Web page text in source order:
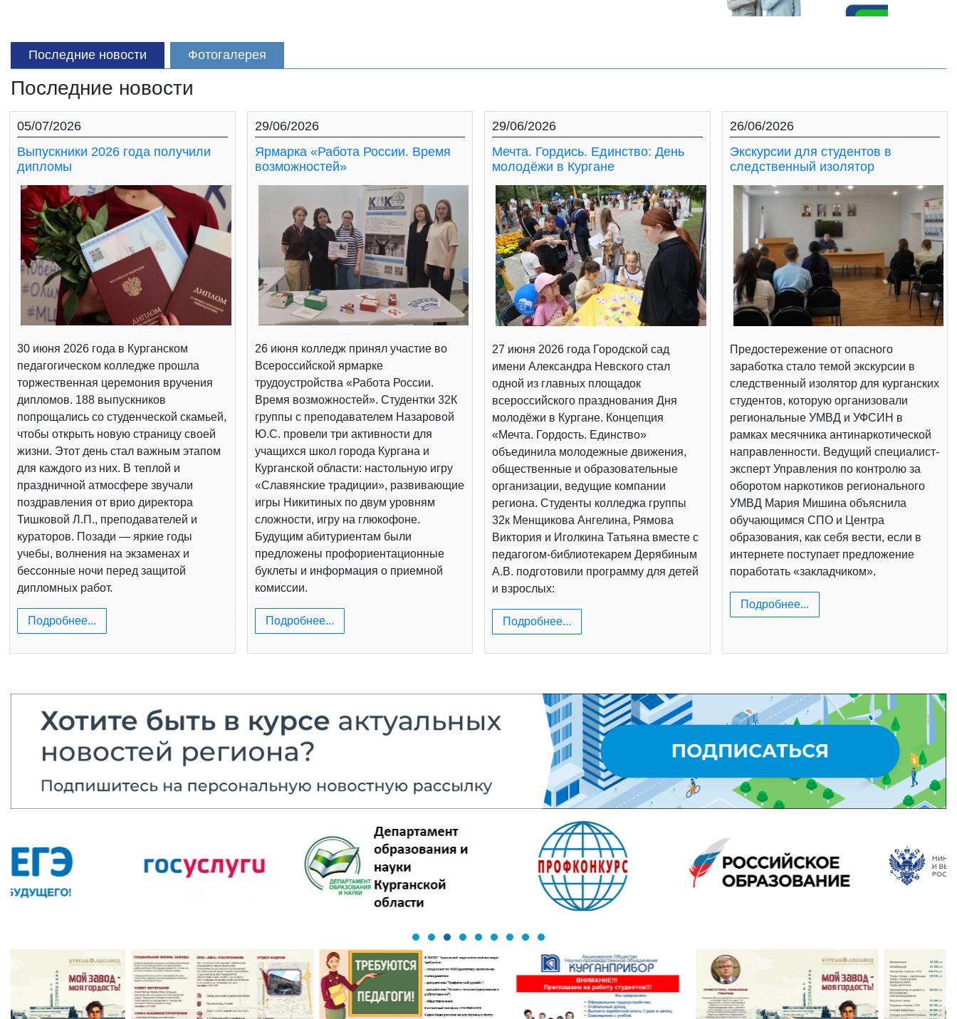
Последние новости Фотогалерея
Последние новости
05/07/2026
Выпускники 2026 года получили
дипломы
30 июня 2026 года в Курганском
педагогическом колледже прошла
торжественная церемония вручения
дипломов. 188 выпускников
попрощались со студенческой скамьей,
чтобы открыть новую страницу своей
жизни. Этот день стал важным этапом
для каждого из них. В теплой и
праздничной атмосфере звучали
поздравления от врио директора
Тишковой Л.П., преподавателей и
кураторов. Позади — яркие годы
учебы, волнения на экзаменах и
бессонные ночи перед защитой
дипломных работ.
Подробнее...
29/06/2026
Ярмарка «Работа России. Время
возможностей»
26 июня колледж принял участие во
Всероссийской ярмарке
трудоустройства «Работа России.
Время возможностей». Студентки 32К
группы с преподавателем Назаровой
Ю.С. провели три активности для
учащихся школ города Кургана и
Курганской области: настольную игру
«Славянские традиции», развивающие
игры Никитиных по двум уровням
сложности, игру на глюкофоне.
Будущим абитуриентам были
предложены профориентационные
буклеты и информация о приемной
комиссии.
Подробнее...
29/06/2026
Мечта. Гордись. Единство: День
молодёжи в Кургане
27 июня 2026 года Городской сад
имени Александра Невского стал
одной из главных площадок
всероссийского празднования Дня
молодёжи в Кургане. Концепция
«Мечта. Гордость. Единство»
объединила молодежные движения,
общественные и образовательные
организации, ведущие компании
региона. Студенты колледжа группы
32к Менщикова Ангелина, Рямова
Виктория и Иголкина Татьяна вместе с
педагогом-библиотекарем Дерябиным
А.В. подготовили программу для детей
и взрослых:
Подробнее...
26/06/2026
Экскурсии для студентов в
следственный изолятор
Предостережение от опасного
заработка стало темой экскурсии в
следственный изолятор для курганских
студентов, которую организовали
региональные УМВД и УФСИН в
рамках месячника антинаркотической
направленности. Ведущий специалист-
эксперт Управления по контролю за
оборотом наркотиков регионального
УМВД Мария Мишина объяснила
обучающимся СПО и Центра
образования, как себя вести, если в
интернете поступает предложение
поработать «закладчиком».
Подробнее...